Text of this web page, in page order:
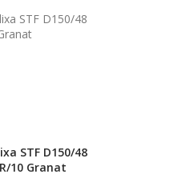
STF D150/48
10 Granat